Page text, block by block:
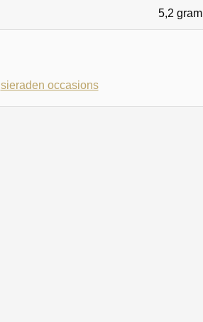
5,2 gram
sieraden occasions